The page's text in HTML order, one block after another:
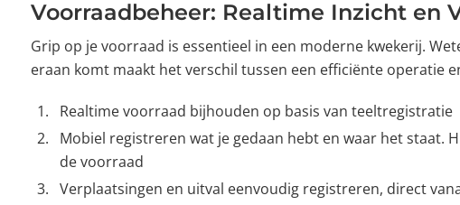
Voorraadbeheer: Realtime Inzicht en
Grip op je voorraad is essentieel in een moderne kwekerij.
eraan komt maakt het verschil tussen een efficiënte operatie
Realtime voorraad bijhouden op basis van teeltregistratie
Mobiel registreren wat je gedaan hebt en waar het staat.
de voorraad
Verplaatsingen en uitval eenvoudig registreren, direct